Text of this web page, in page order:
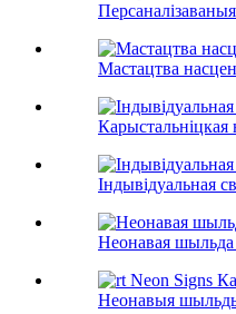
Мастацтва
Індывідуальная
Неонавая шыльда
Неонавыя шыльды